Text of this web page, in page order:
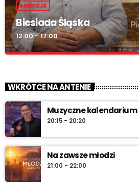
AUDYCJE
Biesiada Śląska
12:00 - 17:00
Scholz, muzyka biesiadna, rozmowy z
pozdrowienia na antenie.
WKRÓTCE NA ANTENIE
Muzyczne kalendarium
20:15 - 20:20
Na zawsze młodzi
21:00 - 22:00